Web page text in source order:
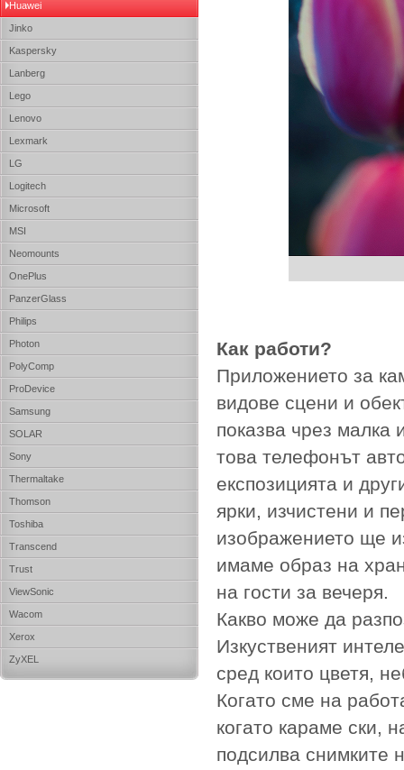
Huawei
Jinko
Kaspersky
Lanberg
Lego
Lenovo
Lexmark
LG
Logitech
Microsoft
MSI
Neomounts
OnePlus
PanzerGlass
Philips
Photon
PolyComp
ProDevice
Samsung
SOLAR
Sony
Thermaltake
Thomson
Toshiba
Transcend
Trust
ViewSonic
Wacom
Xerox
ZyXEL
Как работи?
Приложението за
видове сцени и
показва чрез малка
това телефонът
експозицията и
ярки, изчистени и
изображението ще
имаме образ на
на гости за вечеря.
Какво може да
Изкуственият
сред които цветя,
Когато сме на
когато караме ски,
подсилва снимките